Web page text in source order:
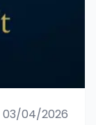
03/04/2026